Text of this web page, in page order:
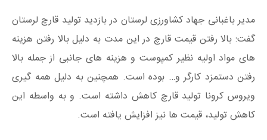
مدیر باغبانی جهاد کشاورزی لرستان در بازدید تولید قارچ لرستان
گفت: بالا رفتن قیمت قارچ در این مدت به دلیل بالا رفتن هزینه
های مواد اولیه نظیر کمپوست و هزینه های جانبی از جمله بالا
رفتن دستمزد کارگر و… بوده است. همچنین به دلیل همه گیری
ویروس کرونا تولید قارچ کاهش داشته است. و به واسطه این
کاهش تولید، قیمت ها نیز افزایش یافته است.